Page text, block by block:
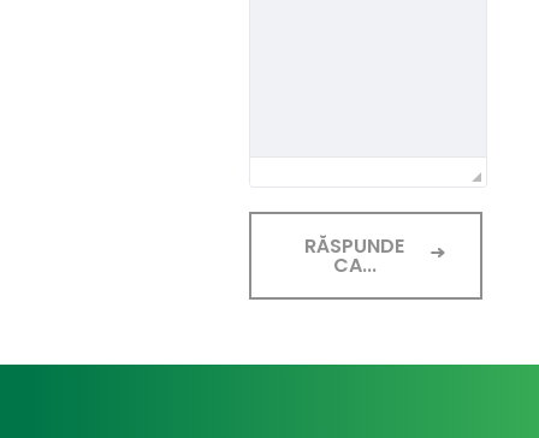
RĂSPUNDE
CA...